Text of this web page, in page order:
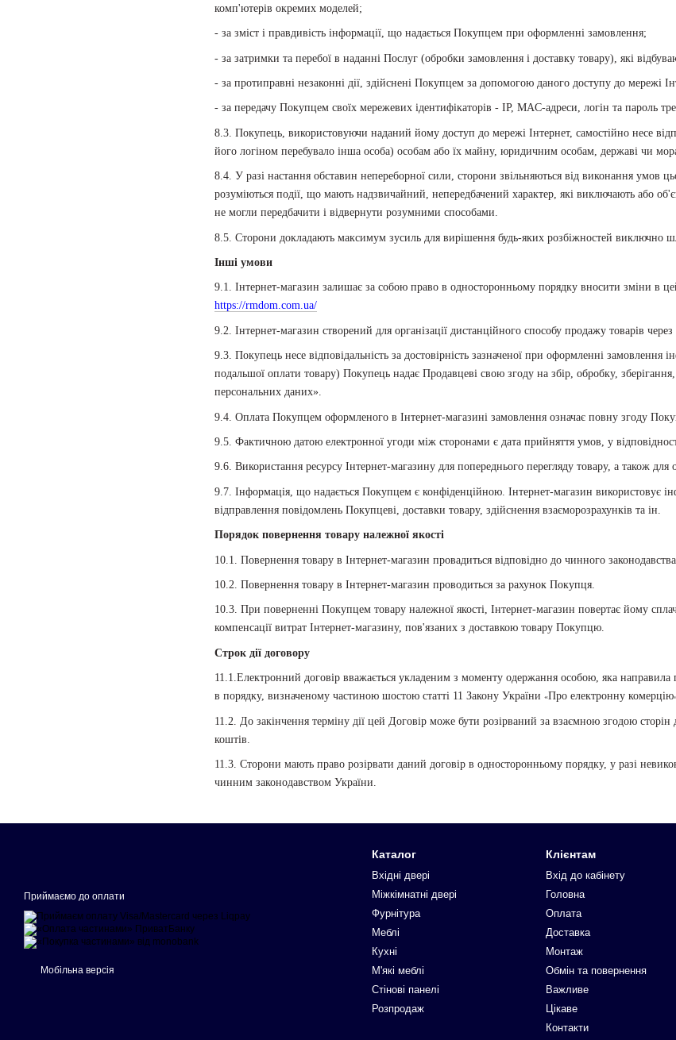
комп'ютерів окремих моделей;
- за зміст і правдивість інформації, що надається Покупцем при оформленні замовлення;
- за затримки та перебої в наданні Послуг (обробки замовлення і доставку товару), які
- за протиправні незаконні дії, здійснені Покупцем за допомогою даного доступу до мережі
- за передачу Покупцем своїх мережевих ідентифікаторів - IP, MAC-адреси, логін та пароль
8.3. Покупець, використовуючи наданий йому доступ до мережі Інтернет, самостійно несе
його логіном перебувало інша особа) особам або їх майну, юридичним особам, державі чи
8.4. У разі настання обставин непереборної сили, сторони звільняються від виконання умов
розуміються події, що мають надзвичайний, непередбачений характер, які виключають або
не могли передбачити і відвернути розумними способами.
8.5. Сторони докладають максимум зусиль для вирішення будь-яких розбіжностей виключно
Інші умови
9.1. Інтернет-магазин залишає за собою право в односторонньому порядку вносити зміни в
https://rmdom.com.ua/
9.2. Інтернет-магазин створений для організації дистанційного способу продажу товарів через
9.3. Покупець несе відповідальність за достовірність зазначеної при оформленні
подальшої оплати товару) Покупець надає Продавцеві свою згоду на збір, обробку,
персональних даних».
9.4. Оплата Покупцем оформленого в Інтернет-магазині замовлення означає повну згоду
9.5. Фактичною датою електронної угоди між сторонами є дата прийняття умов, у
9.6. Використання ресурсу Інтернет-магазину для попереднього перегляду товару, а також
9.7. Інформація, що надається Покупцем є конфіденційною. Інтернет-магазин використовує
відправлення повідомлень Покупцеві, доставки товару, здійснення взаєморозрахунків та ін.
Порядок повернення товару належної якості
10.1. Повернення товару в Інтернет-магазин провадиться відповідно до чинного
10.2. Повернення товару в Інтернет-магазин проводиться за рахунок Покупця.
10.3. При поверненні Покупцем товару належної якості, Інтернет-магазин повертає йому
компенсації витрат Інтернет-магазину, пов'язаних з доставкою товару Покупцю.
Строк дії договору
11.1.Електронний договір вважається укладеним з моменту одержання особою, яка направила
в порядку, визначеному частиною шостою статті 11 Закону України «Про електронну комерцію
11.2. До закінчення терміну дії цей Договір може бути розірваний за взаємною згодою
коштів.
11.3. Сторони мають право розірвати даний договір в односторонньому порядку, у разі
чинним законодавством України.
Приймаємо до оплати
Мобільна версія
Каталог
Вхідні двері
Міжкімнатні двері
Фурнітура
Меблі
Кухні
М'які меблі
Стінові панелі
Розпродаж
Клієнтам
Вхід до кабінету
Головна
Оплата
Доставка
Монтаж
Обмін та повернення
Важливе
Цікаве
Контакти